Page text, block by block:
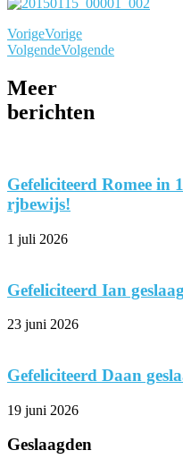
VorigeVorige
VolgendeVolgende
Meer
berichten
Gefeliciteerd Romee in
rjbewijs!
1 juli 2026
Gefeliciteerd Ian
23 juni 2026
Gefeliciteerd Daan
19 juni 2026
Geslaagden